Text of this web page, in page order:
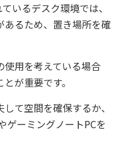
いるデスク環境では、
るため、置き場所を確
使用を考えている場合
が重要です。
て空間を確保するか、
ゲーミングノートPCを